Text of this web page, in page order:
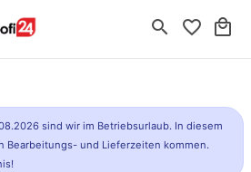
search favorite_border local_mall
sind wir im Betriebsurlaub. In diesem
Bearbeitungs- und Lieferzeiten kommen.